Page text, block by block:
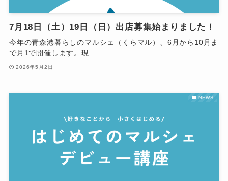
7月18日（土）19日（日）出店募集始まりました！
今年の青森港暮らしのマルシェ（くらマル）、6月から10月ま
で月1で開催します。現...
2026年5月2日
NEWS